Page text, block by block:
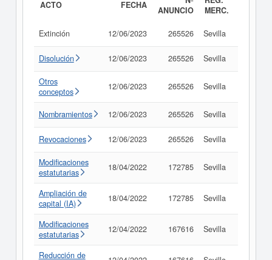
ACTO FECHA
ANUNCIO
MERC.
Extinción 12/06/2023 265526 Sevilla
Disolución 12/06/2023 265526 Sevilla
Otros
conceptos
12/06/2023 265526 Sevilla
Nombramientos 12/06/2023 265526 Sevilla
Revocaciones 12/06/2023 265526 Sevilla
Modificaciones
estatutarias
18/04/2022 172785 Sevilla
Ampliación de
capital (IA)
18/04/2022 172785 Sevilla
Modificaciones
estatutarias
12/04/2022 167616 Sevilla
Reducción de